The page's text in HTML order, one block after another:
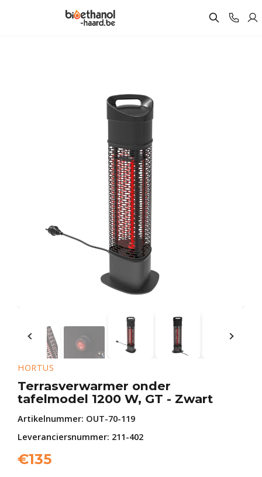
HORTUS
Terrasverwarmer onder
tafelmodel 1200 W, GT - Zwart
Artikelnummer: OUT-70-119
Leveranciersnummer: 211-402
€135